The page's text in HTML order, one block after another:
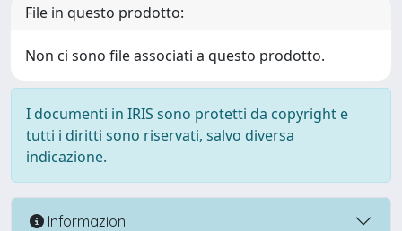
File in questo prodotto:
Non ci sono file associati a questo prodotto.
I documenti in IRIS sono protetti da copyright e
tutti i diritti sono riservati, salvo diversa
indicazione.
Informazioni